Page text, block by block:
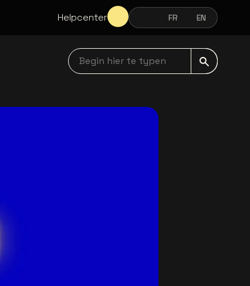
Helpcenter NEDERLANDSFRANÇAIS
FR ENGLISH
EN
Begin hier te typen navbar